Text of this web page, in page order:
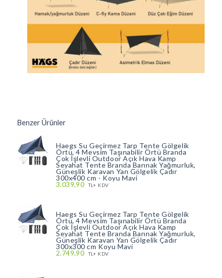
Benzer Ürünler
Haegs Su Geçirmez Tarp Tente Gölgelik
Örtü, 4 Mevsim Taşınabilir Örtü Branda
Çok İşlevli Outdoor Açık Hava Kamp
Seyahat Tente Branda Barınak Yağmurluk,
Güneşlik Karavan Yan Gölgelik Çadır
300x400 cm - Koyu Mavi
3.039,90 TL+ KDV
Haegs Su Geçirmez Tarp Tente Gölgelik
Örtü, 4 Mevsim Taşınabilir Örtü Branda
Çok İşlevli Outdoor Açık Hava Kamp
Seyahat Tente Branda Barınak Yağmurluk,
Güneşlik Karavan Yan Gölgelik Çadır
300x300 cm Koyu Mavi
2.749,90 TL+ KDV